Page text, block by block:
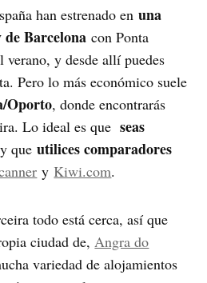
han estrenado enuna
de Barcelonacon Ponta
verano, y desde allí puedes
Pero lo más económico suele
Oporto, donde encontrarás
Lo ideal es queseas
y queutilices comparadores
y Kiwi.com.
todo está cerca, así que
ciudad de,Angra do
variedad de alojamientos